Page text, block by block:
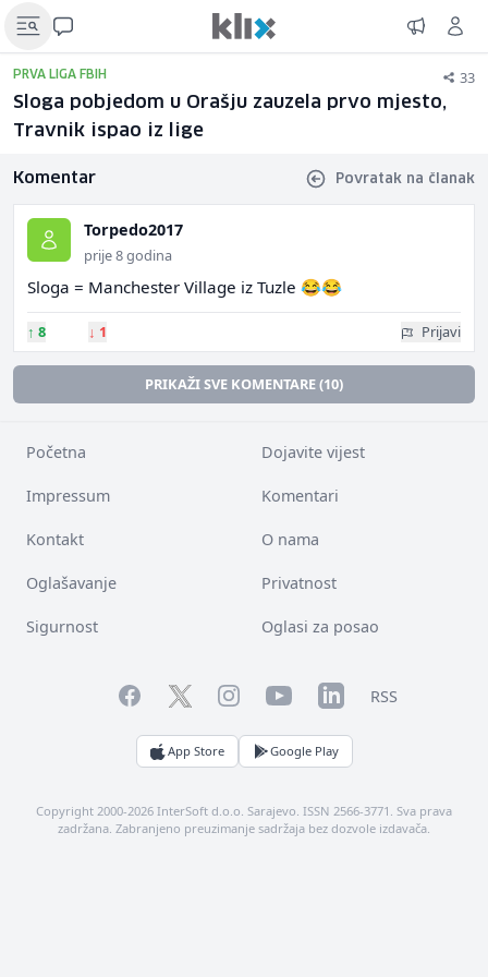
PRVA LIGA FBIH 33
Sloga pobjedom u Orašju zauzela prvo mjesto,
Travnik ispao iz lige
Komentar Povratak na članak
Torpedo2017
prije 8 godina
Sloga = Manchester Village iz Tuzle 😂😂
↑ 8 ↓ 1 Prijavi
PRIKAŽI SVE KOMENTARE (10)
Početna Dojavite vijest
Impressum Komentari
Kontakt O nama
Oglašavanje Privatnost
Sigurnost Oglasi za posao
FacebookTwitterInstagramYouTubeLinkedInRSS
App Store Google Play
Copyright 2000-2026 InterSoft d.o.o. Sarajevo. ISSN 2566-3771. Sva prava
zadržana. Zabranjeno preuzimanje sadržaja bez dozvole izdavača.